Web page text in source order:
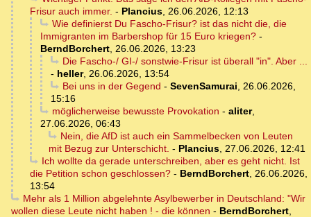
Frisur auch immer. - Plancius, 26.06.2026, 12:13
Wie definierst Du Fascho-Frisur? ist das nicht die, die
Immigranten im Barbershop für 15 Euro kriegen? -
BerndBorchert, 26.06.2026, 13:23
Die Fascho-/ GI-/ sonstwie-Frisur ist überall "in". Aber ...
- heller, 26.06.2026, 13:54
Bei uns in der Gegend - SevenSamurai, 26.06.2026,
15:16
möglicherweise bewusste Provokation - aliter,
27.06.2026, 06:43
Nein, die AfD ist auch ein Sammelbecken von Leuten
mit Bezug zur Unterschicht. - Plancius, 27.06.2026, 12:41
Ich wollte da gerade unterschreiben, aber es geht nicht. Ist
die Petition schon geschlossen? - BerndBorchert, 26.06.2026,
13:54
Mehr als 1 Million abgelehnte Asylbewerber in Deutschland: "Wir
wollen diese Leute nicht haben ! - die können - BerndBorchert,